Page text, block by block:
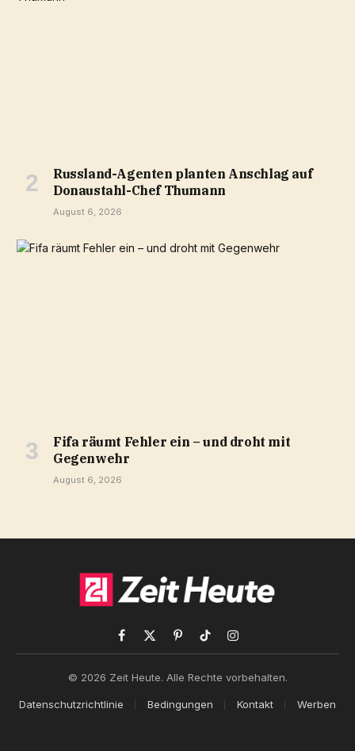
Russland-Agenten planten Anschlag auf
Donaustahl-Chef Thumann
August 6, 2026
Fifa räumt Fehler ein – und droht mit
Gegenwehr
August 6, 2026
Facebook
X
PinterestTikTokInstagram
© 2026 Zeit Heute. Alle Rechte vorbehalten.
Datenschutzrichtlinie Bedingungen Kontakt Werben